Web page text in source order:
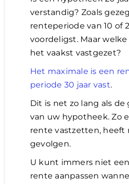
verstandig? Zoals
renteperiode van 10 of
voordeligst. Maar
het vaakst vastgezet?
Het maximale is een
periode 30 jaar vast.
Dit is net zo lang als
van uw hypotheek. Zo
rente vastzetten, heeft
gevolgen.
U kunt immers niet
rente aanpassen